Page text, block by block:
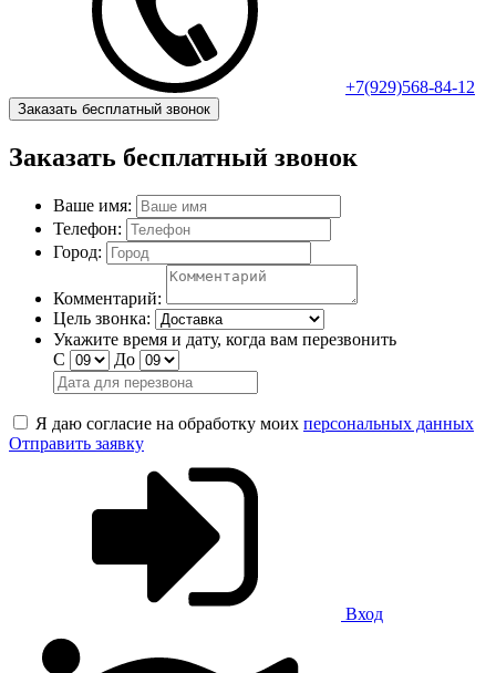
+7(929)568-84-12
Заказать бесплатный звонок
Заказать бесплатный звонок
Ваше имя:
Телефон:
Город:
Комментарий:
Цель звонка:
Укажите время и дату, когда вам перезвонить
С
До
Я даю согласие на обработку моих персональных данных
Отправить заявку
Вход